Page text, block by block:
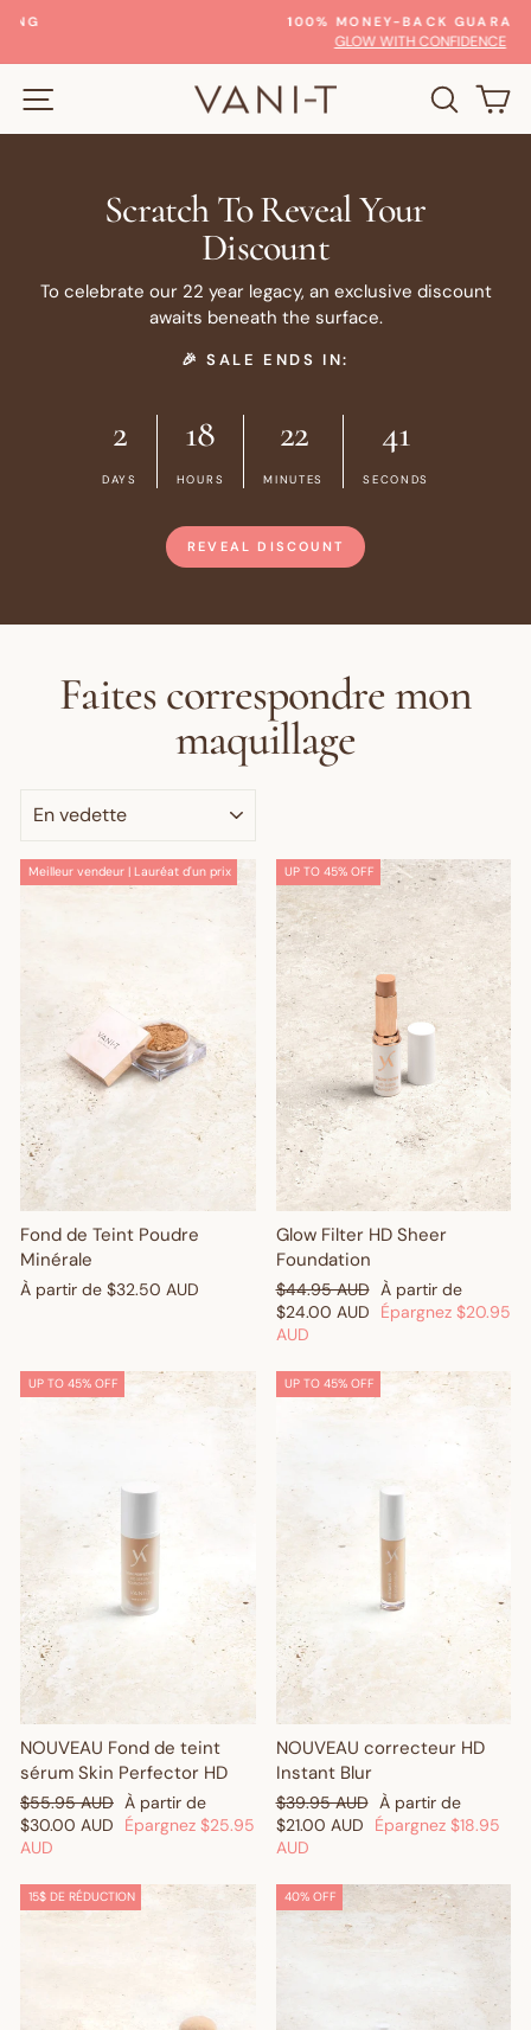
Passer
contenu
Diaporama
100% MONEY-BACK GUARANTEE
GLOW WITH CONFIDENCE
Scratch To Reveal Your
Discount
To celebrate our 22 year legacy, an exclusive discount
awaits beneath the surface.
🎉 SALE ENDS IN:
2
DAYS
18
HOURS
22
MINUTES
41
SECONDS
REVEAL DISCOUNT
Faites correspondre mon
maquillage
Meilleur vendeur | Lauréat d'un prix
Fond de Teint Poudre
Minérale
À partir de $32.50 AUD
UP TO 45% OFF
Glow Filter HD Sheer
Foundation
Prix
régulier
$44.95 AUD Prix
réduit
À partir de
$24.00 AUD
Épargnez $20.95
AUD
UP TO 45% OFF
NOUVEAU Fond de teint
sérum Skin Perfector HD
Prix
régulier
$55.95 AUD Prix
réduit
À partir de
$30.00 AUD
Épargnez $25.95
AUD
UP TO 45% OFF
NOUVEAU correcteur HD
Instant Blur
Prix
régulier
$39.95 AUD Prix
réduit
À partir de
$21.00 AUD
Épargnez $18.95
AUD
15$ DE RÉDUCTION 40% OFF
Get $10 Off Your First
Order! 🎉